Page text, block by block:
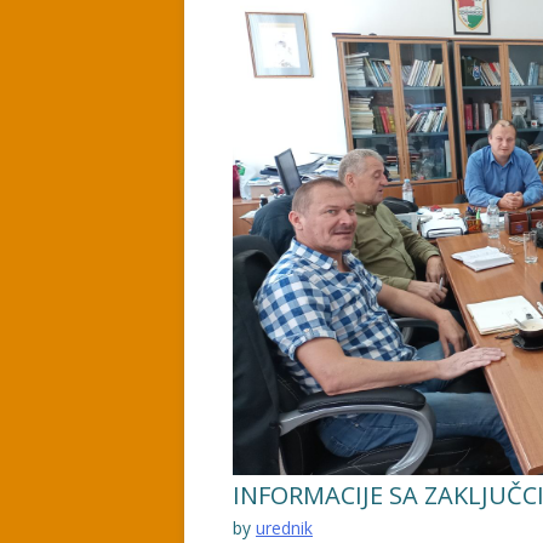
INFORMACIJE SA
by urednik